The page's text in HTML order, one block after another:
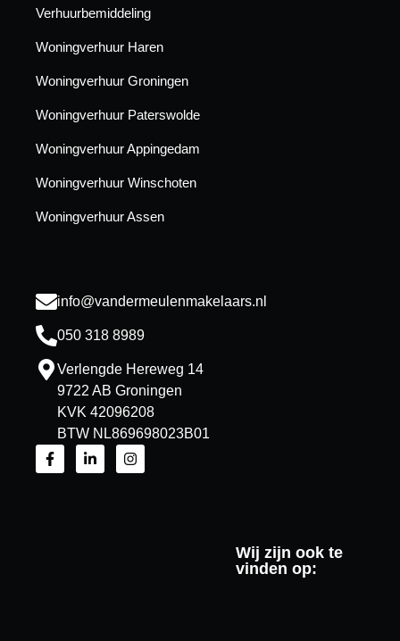
Verhuurbemiddeling
Woningverhuur Haren
Woningverhuur Groningen
Woningverhuur Paterswolde
Woningverhuur Appingedam
Woningverhuur Winschoten
Woningverhuur Assen
info@vandermeulenmakelaars.nl
050 318 8989
Verlengde Hereweg 14
9722 AB Groningen
KVK 42096208
BTW NL869698023B01
Wij zijn ook te
vinden op: